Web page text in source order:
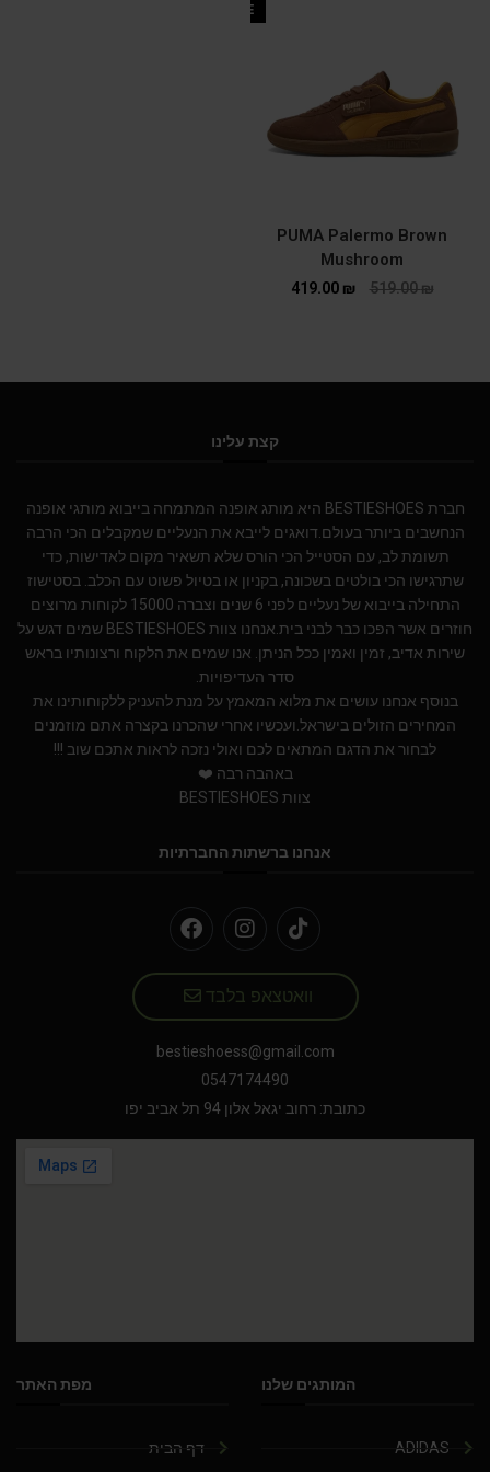
SALE
PUMA Palermo Brown
Mushroom
519.00₪
419.00 ₪
קצת עלינו
חברת BESTIESHOES היא מותג אופנה המתמחה בייבוא מותגי אופנה
הנחשבים ביותר בעולם.דואגים לייבא את הנעליים שמקבלים הכי הרבה
תשומת לב, עם הסטייל הכי הורס שלא תשאיר מקום לאדישות, כדי
שתרגישו הכי בולטים בשכונה, בקניון או בטיול פשוט עם הכלב. בסטישוז
התחילה בייבוא של נעליים לפני 6 שנים וצברה 15000 לקוחות מרוצים
חוזרים אשר הפכו כבר לבני בית.אנחנו צוות BESTIESHOES שמים דגש על
שירות אדיב, זמין ואמין ככל הניתן. אנו שמים את הלקוח ורצונותיו בראש
סדר העדיפויות.
בנוסף אנחנו עושים את מלוא המאמץ על מנת להעניק ללקוחותינו את
המחירים הזולים בישראל.ועכשיו אחרי שהכרנו בקצרה אתם מוזמנים
לבחור את הדגם המתאים לכם ואולי נזכה לראות אתכם שוב !!!
באהבה רבה ❤️
צוות BESTIESHOES
אנחנו ברשתות החברתיות
וואטצאפ בלבד
bestieshoess@gmail.com
0547174490
כתובת: רחוב יגאל אלון 94 תל אביב יפו
המותגים שלנו
ADIDAS
מפת האתר
דף הבית